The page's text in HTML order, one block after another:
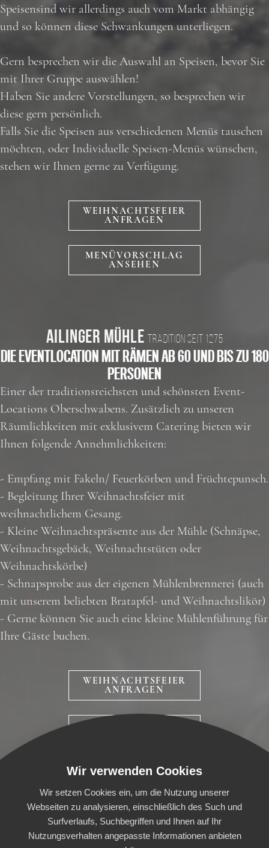
Speisensind wir allerdings auch vom Markt abhängig
und so können diese Schwankungen unterliegen.
Gern besprechen wir die Auswahl an Speisen, bevor Sie
mit Ihrer Gruppe auswählen!
Haben Sie andere Vorstellungen, so besprechen wir
diese gern persönlich.
Falls Sie die Speisen aus verschiedenen Menüs tauschen
möchten, oder Individuelle Speisen-Menüs wünschen,
stehen wir Ihnen gerne zu Verfügung.
WEIHNACHTSFEIER
ANFRAGEN
MENÜVORSCHLAG
ANSEHEN
AILINGER MÜHLE TRADITION SEIT 1275
DIE EVENTLOCATION MIT RÄMEN AB 60 UND BIS ZU 180
PERSONEN
Einer der traditionsreichsten und schönsten Event-
Locations Oberschwabens. Zusätzlich zu unseren
Räumlichkeiten mit exklusivem Catering bieten wir
Ihnen folgende Annehmlichkeiten:
- Empfang mit Fakeln/ Feuerkörben und Früchtepunsch.
- Begleitung Ihrer Weihnachtsfeier mit
weihnachtlichem Gesang.
- Kleine Weihnachtspräsente aus der Mühle (Schnäpse,
Weihnachtsgebäck, Weihnachtstüten oder
Weihnachtskörbe)
- Schnapsprobe aus der eigenen Mühlenbrennerei (auch
mit unserem beliebten Bratapfel- und Weihnachtslikör)
- Gerne können Sie auch eine kleine Mühlenführung für
Ihre Gäste buchen.
WEIHNACHTSFEIER
ANFRAGEN
HOME FOOD EXPERIENCE CATERING
Wir verwenden Cookies
Wir setzen Cookies ein, um die Nutzung unserer
Webseiten zu analysieren, einschließlich des Such und
Surfverlaufs, Suchbegriffen und Ihnen auf Ihr
Nutzungsverhalten angepasste Informationen anbieten